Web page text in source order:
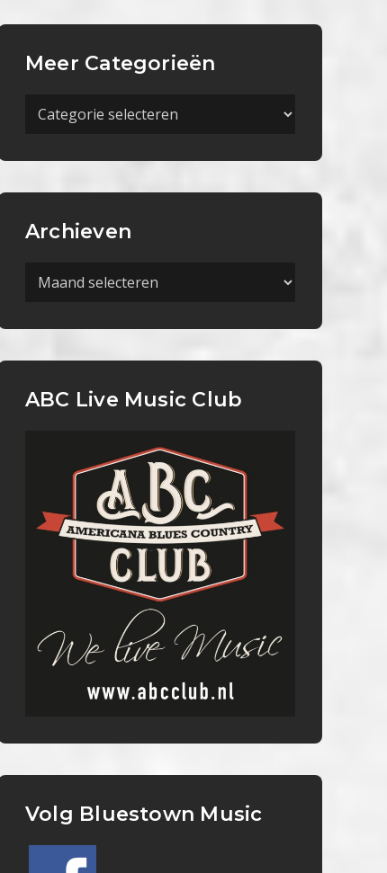
Meer Categorieën
Meer
Archieven
Archieven
ABC Live Music Club
Volg Bluestown Music